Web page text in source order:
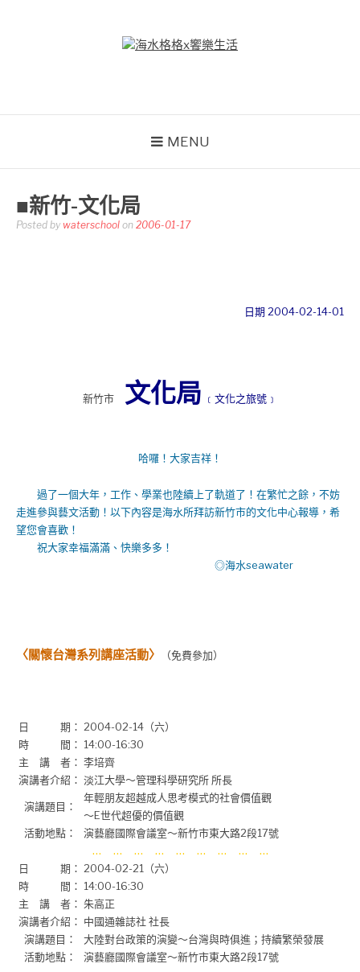
MENU
■新竹-文化局
Posted by waterschool on 2006-01-17
日期 2004-02-14-01
新竹市 文化局 ﹝ 文化之旅號﹞
哈囉！大家吉祥！
過了一個大年，工作、學業也陸續上了軌道了！在繁忙之餘，不妨
走進參與藝文活動！ 以下內容是海水所拜訪新竹市的文化中心報導，希
望您會喜歡！
祝大家幸福滿滿、快樂多多！
◎海水seawater
〈關懷台灣系列講座活動〉 （免費參加）
日 期： 2004-02-14（六）
時 間： 14:00-16:30
主 講 者： 李培齊
演講者介紹： 淡江大學～管理科學研究所 所長
演講題目：
年輕朋友超越成人思考模式的社會價值觀
～E世代超優的價值觀
活動地點：
演藝廳國際會議室～新竹市東大路2段17號
… … … … … … … … …
日 期： 2004-02-21（六）
時 間： 14:00-16:30
主 講 者： 朱高正
演講者介紹： 中國通雜誌社 社長
演講題目：
大陸對台政策的演變～台灣與時俱進；持續繁榮發展
活動地點：
演藝廳國際會議室～新竹市東大路2段17號